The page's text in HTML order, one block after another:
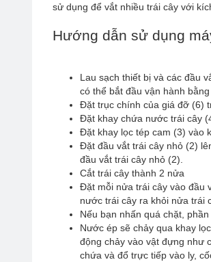
sử dụng để vắt nhiều trái cây với
Hướng dẫn sử dụng
Lau sạch thiết bị và các đầu
có thể bắt đầu vận hành
Đặt trục chính của giá đỡ (6)
Đặt khay chứa nước trái cây
Đặt khay lọc tép cam (3) vào
Đặt đầu vắt trái cây nhỏ (2)
đầu vắt trái cây nhỏ (2).
Cắt trái cây thành 2 nửa
Đặt mỗi nửa trái cây vào đầu
nước trái cây ra khỏi nửa trái
Nếu bạn nhấn quá chặt,
Nước ép sẽ chảy qua khay
động chảy vào vật đựng như
chứa và đổ trực tiếp vào ly,